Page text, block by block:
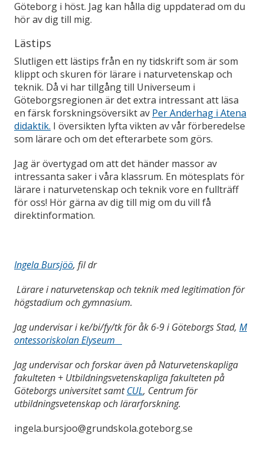
Göteborg i höst. Jag kan hålla dig uppdaterad om du
hör av dig till mig.
Lästips
Slutligen ett lästips från en ny tidskrift som är som
klippt och skuren för lärare i naturvetenskap och
teknik. Då vi har tillgång till Universeum i
Göteborgsregionen är det extra intressant att läsa
en färsk forskningsöversikt av Per Anderhag i Atena
didaktik. I översikten lyfta vikten av vår förberedelse
som lärare och om det efterarbete som görs.
Jag är övertygad om att det händer massor av
intressanta saker i våra klassrum. En mötesplats för
lärare i naturvetenskap och teknik vore en fullträff
för oss! Hör gärna av dig till mig om du vill få
direktinformation.
Ingela Bursjöö, fil dr
Lärare i naturvetenskap och teknik med legitimation för
högstadium och gymnasium.
Jag undervisar i ke/bi/fy/tk för åk 6-9 i Göteborgs Stad, M
ontessoriskolan Elyseum
Jag undervisar och forskar även på Naturvetenskapliga
fakulteten + Utbildningsvetenskapliga fakulteten på
Göteborgs universitet samtCUL, Centrum för
utbildningsvetenskap och lärarforskning.
ingela.bursjoo@grundskola.goteborg.se